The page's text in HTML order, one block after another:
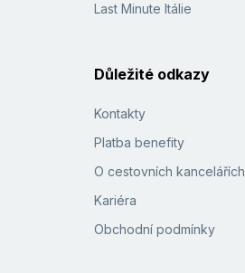
Last Minute Itálie
Důležité odkazy
Kontakty
Platba benefity
O cestovních kancelářích
Kariéra
Obchodní podmínky